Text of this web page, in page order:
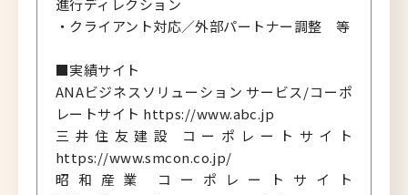
進行ディレクション
・クライアント対応／外部パートナー調整 等
■実績サイト
ANAビジネスソリューション サービス/コーポ
レートサイト https://www.abc.jp
三井住友建設 コーポレートサイト
https://www.smcon.co.jp/
昭和産業 コーポレートサイト